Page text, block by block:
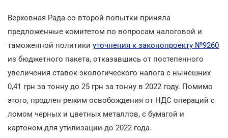
Верховная Рада со второй попытки приняла
предложенные комитетом по вопросам налоговой и
таможенной политики уточнения к законопроекту №9260
из бюджетного пакета, отказавшись от постепенного
увеличения ставок экологического налога с нынешних
0,41 грн за тонну до 25 грн за тонну в 2022 году. Помимо
этого, продлен режим освобождения от НДС операций с
ломом черных и цветных металлов, с бумагой и
картоном для утилизации до 2022 года.